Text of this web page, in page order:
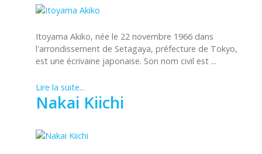
Itoyama Akiko, née le 22 novembre 1966 dans
l'arrondissement de Setagaya, préfecture de Tokyo,
est une écrivaine japonaise. Son nom civil est ...
Lire la suite...
Nakai Kiichi